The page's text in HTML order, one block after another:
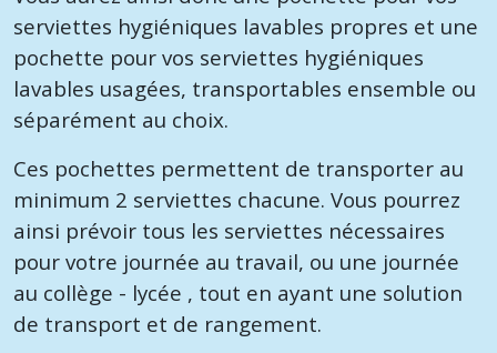
serviettes hygiéniques lavables propres et une
pochette pour vos serviettes hygiéniques
lavables usagées, transportables ensemble ou
séparément au choix.
Ces pochettes permettent de transporter au
minimum 2 serviettes chacune. Vous pourrez
ainsi prévoir tous les serviettes nécessaires
pour votre journée au travail, ou une journée
au collège - lycée , tout en ayant une solution
de transport et de rangement.